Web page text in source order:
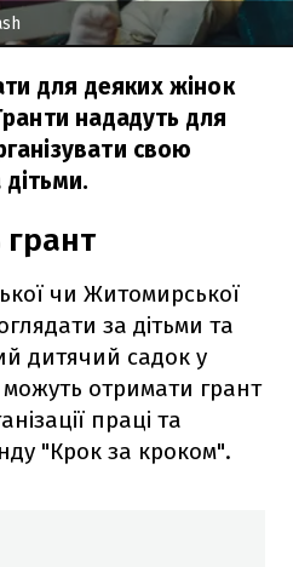
для деяких жінок
нададуть для
свою
чи Житомирської
за дітьми та
дитячий садок у
отримати грант
праці та
"Крок за кроком".